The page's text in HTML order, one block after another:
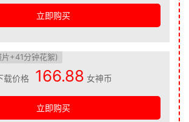
立即购买
+41分钟花絮)
载价格 166.88 女神币
立即购买